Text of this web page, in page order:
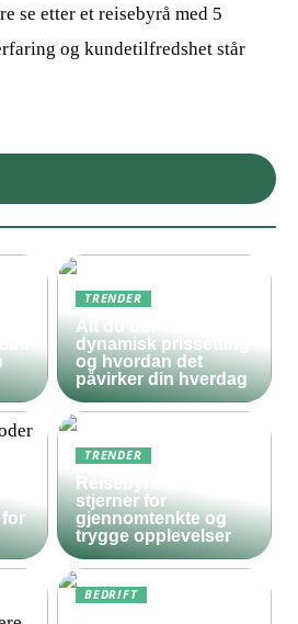
se etter et reisebyrå med 5
og kundetilfredshet står
TRENDER
Alt du bør vite om
dynamisk prissetting
og hvordan det
påvirker din hverdag
TRENDER
Reisebyrå med 5
stjerner for
gjennomtenkte og
trygge opplevelser
BEDRIFT